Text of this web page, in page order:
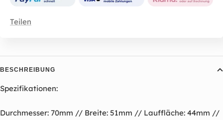
Teilen
BESCHREIBUNG
Spezifikationen:
Durchmesser: 70mm // Breite: 51mm // Lauffläche: 44mm //